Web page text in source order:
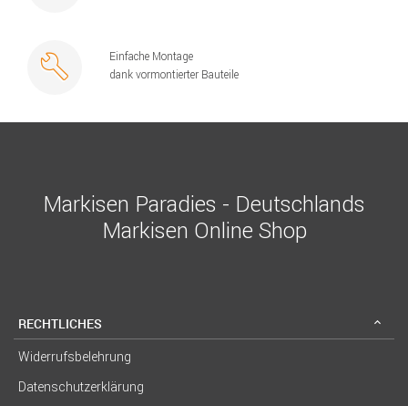
Einfache Montage
dank vormontierter Bauteile
Markisen Paradies - Deutschlands
Markisen Online Shop
RECHTLICHES
Widerrufsbelehrung
Datenschutzerklärung